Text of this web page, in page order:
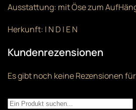
Ausstattung: mit Öse zum
Herkunft: I N D I E N
Kundenrezensionen
Es gibt noch keine Rezensionen